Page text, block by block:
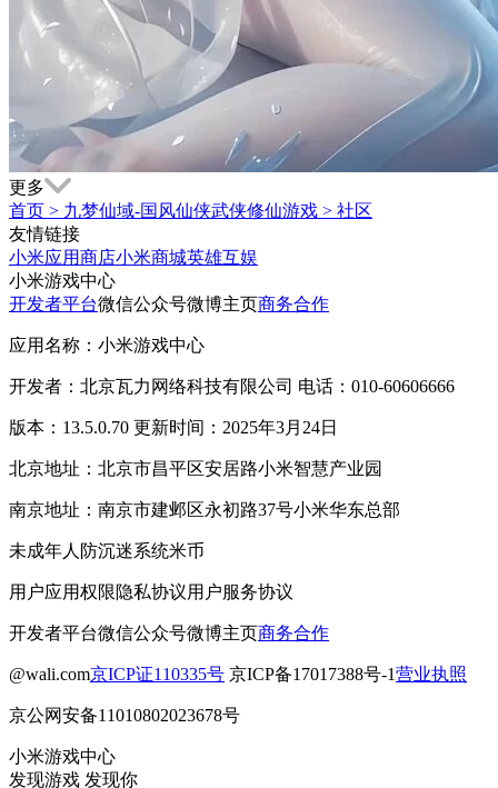
更多
首页 > 九梦仙域-国风仙侠武侠修仙游戏 > 社区
友情链接
小米应用商店小米商城英雄互娱
小米游戏中心
开发者平台微信公众号微博主页商务合作
应用名称：小米游戏中心
开发者：北京瓦力网络科技有限公司 电话：010-60606666
版本：13.5.0.70 更新时间：2025年3月24日
北京地址：北京市昌平区安居路小米智慧产业园
南京地址：南京市建邺区永初路37号小米华东总部
未成年人防沉迷系统米币
用户应用权限隐私协议用户服务协议
开发者平台微信公众号微博主页商务合作
@wali.com京ICP证110335号 京ICP备17017388号-1营业执照
京公网安备11010802023678号
小米游戏中心
发现游戏 发现你